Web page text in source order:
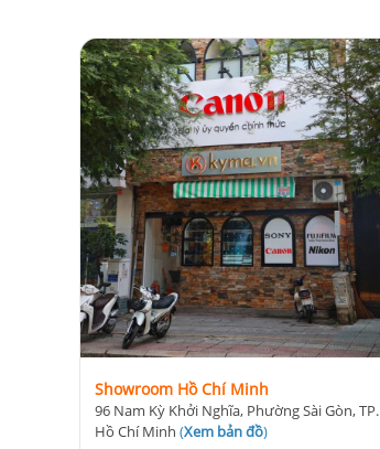
Showroom Hồ Chí Minh
96 Nam Kỳ Khởi Nghĩa, Phường Sài Gòn, TP.
Hồ Chí Minh (Xem bản đồ)